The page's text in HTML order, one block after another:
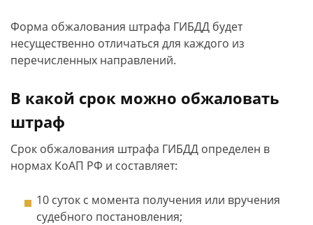
Форма обжалования штрафа ГИБДД будет
несущественно отличаться для каждого из
перечисленных направлений.
В какой срок можно обжаловать
штраф
Срок обжалования штрафа ГИБДД определен в
нормах КоАП РФ и составляет:
10 суток с момента получения или вручения
судебного постановления;